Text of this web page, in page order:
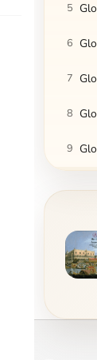
5
6
7
8
9
12
14